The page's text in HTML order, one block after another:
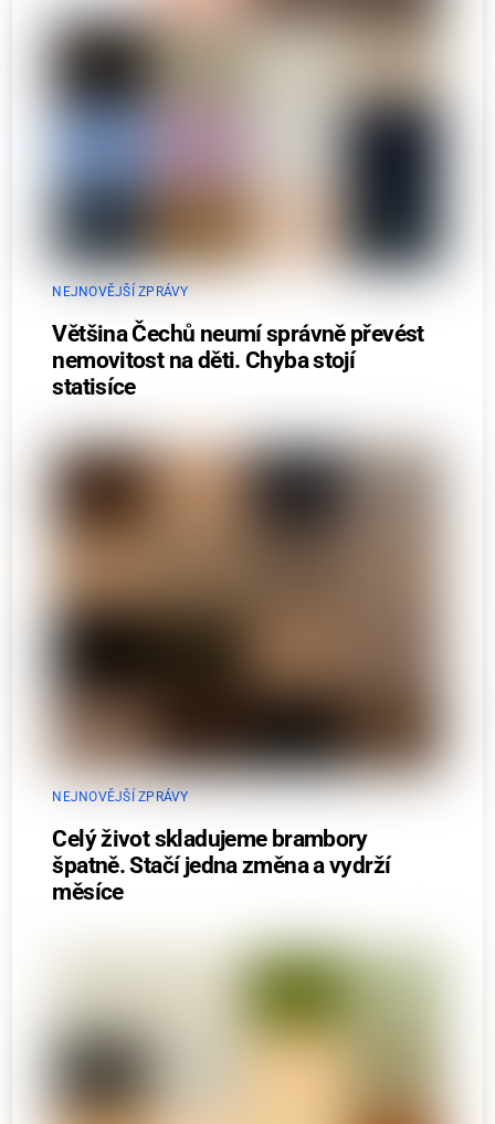
NEJNOVĚJŠÍ ZPRÁVY
Většina Čechů neumí správně převést
nemovitost na děti. Chyba stojí
statisíce
NEJNOVĚJŠÍ ZPRÁVY
Celý život skladujeme brambory
špatně. Stačí jedna změna a vydrží
měsíce